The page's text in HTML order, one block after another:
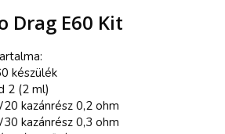
Drag E60 Kit
készülék
2 (2 ml)
kazánrész 0,2 ohm
kazánrész 0,3 ohm